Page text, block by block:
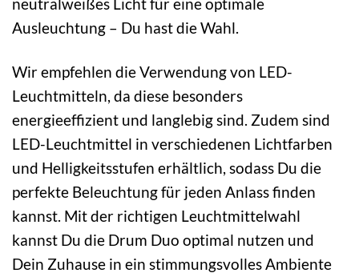
Ausleuchtung – Du hast die Wahl.
Wir empfehlen die Verwendung von LED-
Leuchtmitteln, da diese besonders
energieeffizient und langlebig sind. Zudem sind
LED-Leuchtmittel in verschiedenen Lichtfarben
und Helligkeitsstufen erhältlich, sodass Du die
perfekte Beleuchtung für jeden Anlass finden
kannst. Mit der richtigen Leuchtmittelwahl
kannst Du die Drum Duo optimal nutzen und
Dein Zuhause in ein stimmungsvolles Ambiente